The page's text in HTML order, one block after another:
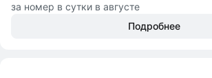
за номер в сутки в августе
Подробнее